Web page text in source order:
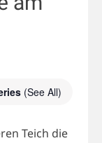
(See All)
Teich die